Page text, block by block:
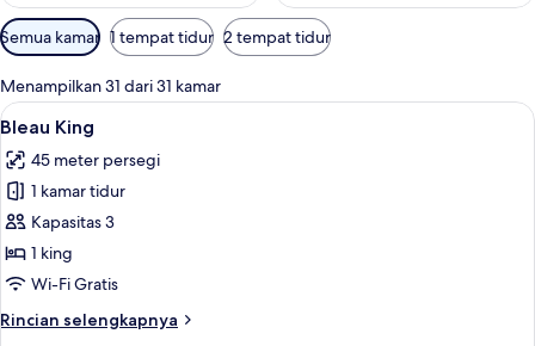
Filter
tersedia
untuk
kamar
Semua kamar 1 tempat tidur 2 tempat tidur
Menampilkan 31 dari 31 kamar
Lihat
semua
foto
untuk
Bleau
King
Seprai katun Mesir, seprai premium,
4
Bleau King
45 meter persegi
1 kamar tidur
Kapasitas 3
1 king
Wi-Fi Gratis
Rincian selengkapnya
Rincian